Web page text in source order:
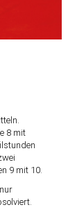
8 mit
9 mit 10.